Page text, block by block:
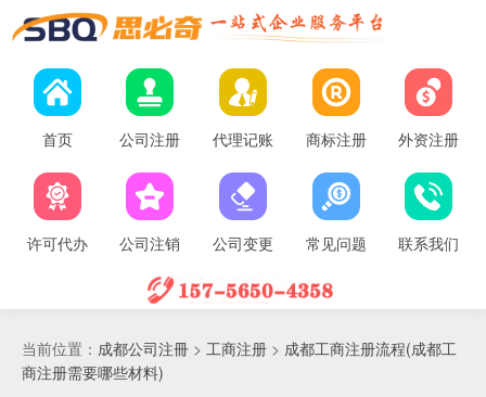
首页 公司注册 代理记账 商标注册 外资注册
许可代办 公司注销 公司变更 常见问题 联系我们
当前位置： 成都公司注冊 > 工商注册 > 成都工商注册流程(成都工
商注册需要哪些材料)